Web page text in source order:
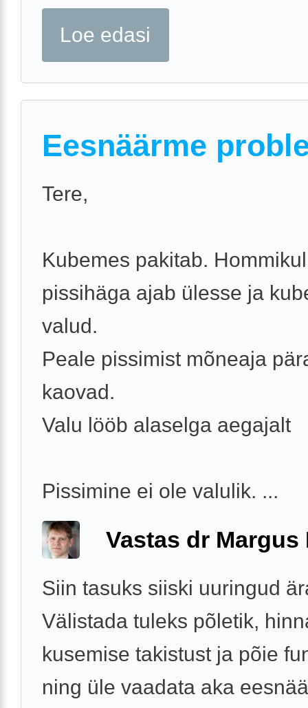
Loe edasi
Eesnäärme
Tere,
Kubemes pakitab. Hommikul
pissihäga ajab ülesse ja
valud.
Peale pissimist mõneaja
kaovad.
Valu lööb alaselga aegajalt
Pissimine ei ole valulik. ...
Vastas dr Margus
Siin tasuks siiski uuringud
Välistada tuleks põletik,
kusemise takistust ja põie
ning üle vaadata aka